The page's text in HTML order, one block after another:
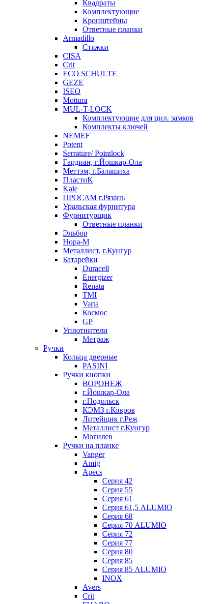
Квадраты
Комплектующие
Кронштейны
Ответные планки
Armadillo
Стяжки
CISA
Crit
ECO SCHULTE
GEZE
ISEO
Mottura
MUL-T-LOCK
Комплектующие для цил. замков
Комплекты ключей
NEMEF
Potent
Serrature/ Pointlock
Гардиан, г.Йошкар-Ола
Меттэм, г.Балашиха
ПластиК
Kale
ПРОСАМ г.Рязань
Уральская фурнитура
Фурнитурщик
Ответные планки
Эльбор
Нора-М
Металлист, г.Кунгур
Батарейки
Duracell
Energizer
Renata
TMI
Varta
Космос
GP
Уплотнители
Метраж
Ручки
Кольца дверные
PASINI
Ручки кнопки
ВОРОНЕЖ
г.Йошкар-Ола
г.Подольск
КЭМЗ г.Ковров
Литейщик г.Реж
Металлист г.Кунгур
Могилев
Ручки на планке
Vanger
Amig
Apecs
Серия 42
Серия 55
Серия 61
Серия 61,5 ALUMIO
Серия 68
Серия 70 ALUMIO
Серия 72
Серия 77
Серия 80
Серия 85
Серия 85 ALUMIO
INOX
Avers
Crit